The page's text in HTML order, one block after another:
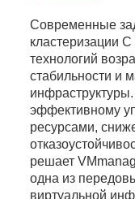
Современные
кластеризации
технологий
стабильности и
эффективному
ресурсами,
решает
одна из
виртуальной